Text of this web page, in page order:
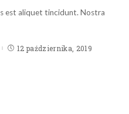
est aliquet tincidunt. Nostra
12 października, 2019